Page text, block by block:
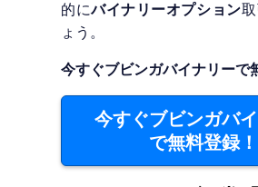
的にバイナリーオプション
ょう。
今すぐブビンガバイナリーで
今すぐブビンガバ
で無料登録！